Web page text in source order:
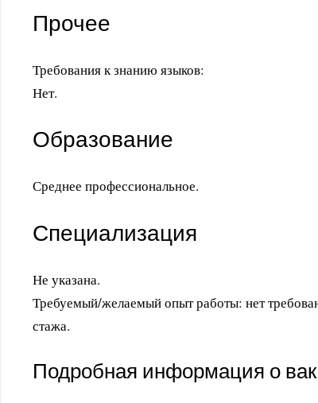
Прочее
Требования к знанию языков:
Нет.
Образование
Среднее профессиональное.
Специализация
Не указана.
Требуемый/желаемый опыт работы: нет
стажа.
Подробная информация о